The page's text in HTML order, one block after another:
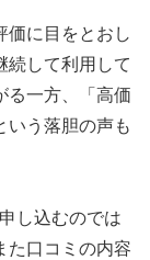
価に目をとおし
続して利用して
る一方、「高価
いう落胆の声も
し込むのでは
た口コミの内容